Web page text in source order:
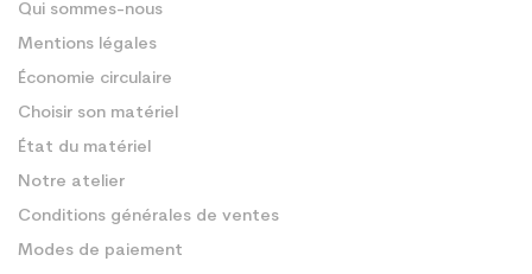
Qui sommes-nous
Mentions légales
Économie circulaire
Choisir son matériel
État du matériel
Notre atelier
Conditions générales de ventes
Modes de paiement